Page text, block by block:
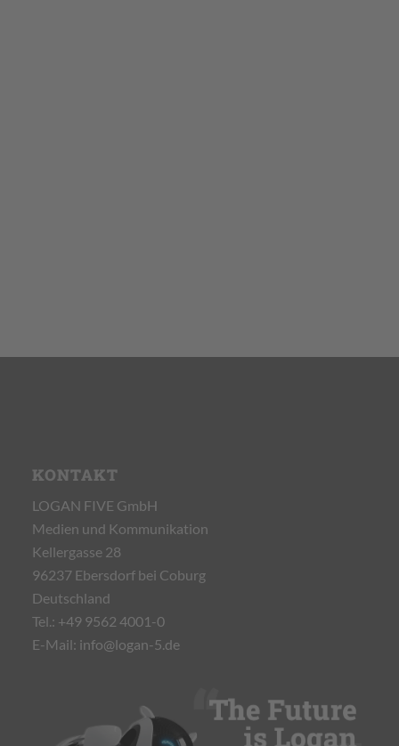
KONTAKT
LOGAN FIVE GmbH
Medien und Kommunikation
Kellergasse 28
96237 Ebersdorf bei Coburg
Deutschland
Tel.: +49 9562 4001-0
E-Mail: info@logan-5.de